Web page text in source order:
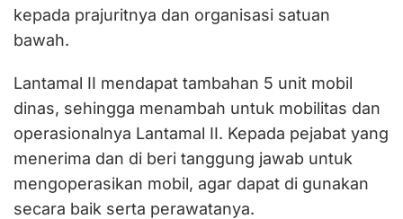
kepada prajuritnya dan organisasi satuan
bawah.
Lantamal II mendapat tambahan 5 unit mobil
dinas, sehingga menambah untuk mobilitas dan
operasionalnya Lantamal II. Kepada pejabat yang
menerima dan di beri tanggung jawab untuk
mengoperasikan mobil, agar dapat di gunakan
secara baik serta perawatanya.